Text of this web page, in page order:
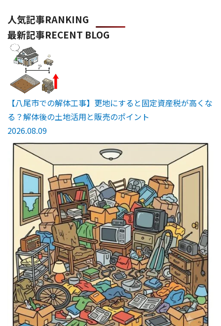
人気記事RANKING
最新記事RECENT BLOG
【八尾市での解体工事】更地にすると固定資産税が高くな
る？解体後の土地活用と販売のポイント
2026.08.09